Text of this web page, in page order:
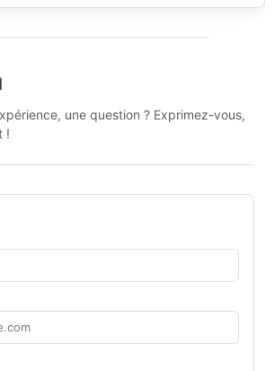
une question ? Exprimez-vous,
!